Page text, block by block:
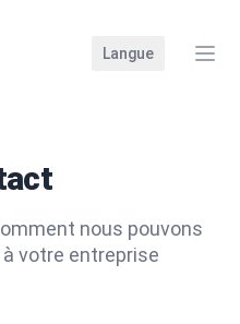
Langue
nous pouvons
votre entreprise